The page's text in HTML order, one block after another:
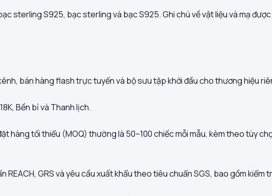
sterling S925, bạc sterling và bạc S925. Ghi chú về vật liệu và mạ
bán hàng flash trực tuyến và bộ sưu tập khởi đầu cho thương hiệu
Bền bỉ và Thanh lịch.
hàng tối thiểu (MOQ) thường là 50–100 chiếc mỗi mẫu, kèm theo tùy
GRS và yêu cầu xuất khẩu theo tiêu chuẩn SGS, bao gồm kiểm